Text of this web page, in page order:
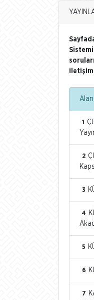
1
2
3
4
5
6
7